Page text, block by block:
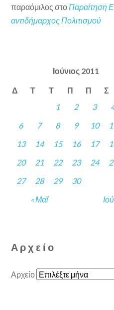
παραόμιλος στοΠαραίτηση
αντιδήμαρχος Πολιτισμού
Ιούνιος 2011
Δ Τ Τ Π Π Σ
« Μαΐ
1 2 3
6
7 8 9 10
13
14 15 16 17
20
21 22 23 24
27
28 29 30
Αρχείο
Αρχείο